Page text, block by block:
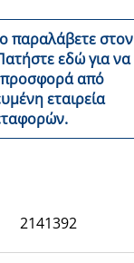
παραλάβετε στον
προσφορά από
εταιρεία
2141392